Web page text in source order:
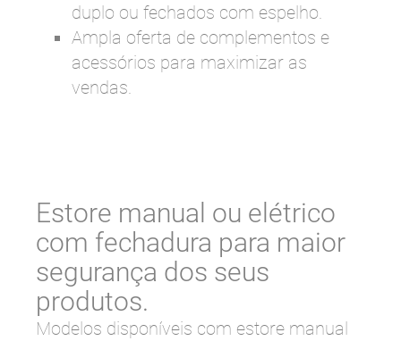
duplo ou fechados com espelho.
Ampla oferta de complementos e
acessórios para maximizar as
vendas.
Estore manual ou elétrico
com fechadura para maior
segurança dos seus
produtos.
Modelos disponíveis com estore manual